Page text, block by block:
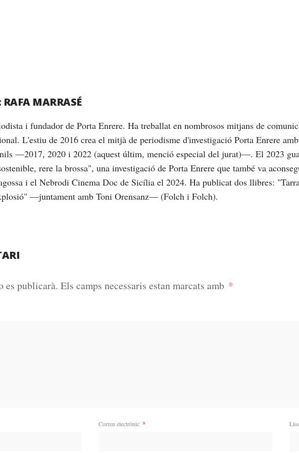
RAFA MARRASÉ
i fundador de Porta Enrere. Ha treballat en nombrosos mitjans de
L'estiu de 2016 crea el mitjà de periodisme d'investigació Porta Enrere
—2017, 2020 i 2022 (aquest últim, menció especial del jurat)—. El 2023
rere la brossa", una investigació de Porta Enrere que també va
i el Nebrodi Cinema Doc de Sicília el 2024. Ha publicat dos llibres:
—juntament amb Toni Orensanz— (Folch i Folch).
es publicarà. Els camps necessaris estan marcats amb *
Correu electrònic *